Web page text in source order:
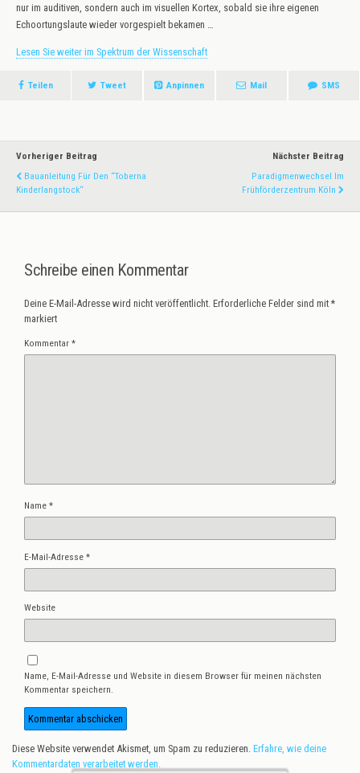
nur im auditiven, sondern auch im visuellen Kortex, sobald sie ihre eigenen
Echoortungslaute wieder vorgespielt bekamen …
Lesen Sie weiter im Spektrum der Wissenschaft
Teilen Tweet Anpinnen Mail SMS
Vorheriger Beitrag
Bauanleitung Für Den “Toberna
Kinderlangstock“
Nächster Beitrag
Paradigmenwechsel Im
Frühförderzentrum Köln
Schreibe einen Kommentar
Deine E-Mail-Adresse wird nicht veröffentlicht. Erforderliche Felder sind mit *
markiert
Kommentar *
Name *
E-Mail-Adresse *
Website
Name, E-Mail-Adresse und Website in diesem Browser für meinen nächsten
Kommentar speichern.
Diese Website verwendet Akismet, um Spam zu reduzieren. Erfahre, wie deine
Kommentardaten verarbeitet werden.